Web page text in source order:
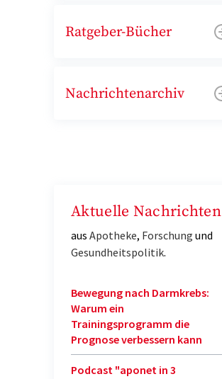
Ratgeber-Bücher
Nachrichtenarchiv
Aktuelle Nachrichten
aus Apotheke, Forschung und
Gesundheitspolitik.
Bewegung nach Darmkrebs:
Warum ein
Trainingsprogramm die
Prognose verbessern kann
Podcast "aponet in 3